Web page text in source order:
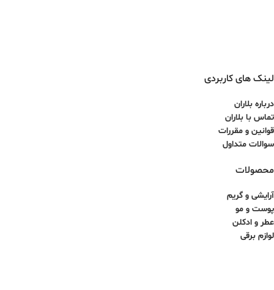
لینک های کاربردی
درباره بلاران
تماس با بلاران
قوانین و مقررات
سوالات متداول
محصولات
آرایشی و گریم
پوست و مو
عطر و ادکلن
لوازم برقی